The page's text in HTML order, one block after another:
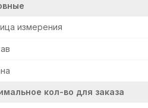
измерения
кол-во для заказа